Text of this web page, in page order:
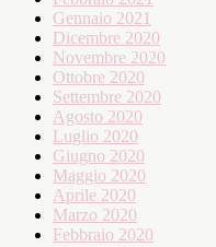
Gennaio 2021
Dicembre 2020
Novembre 2020
Ottobre 2020
Settembre 2020
Agosto 2020
Luglio 2020
Giugno 2020
Maggio 2020
Aprile 2020
Marzo 2020
Febbraio 2020